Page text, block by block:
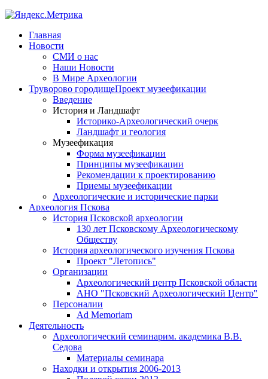
Главная
Новости
СМИ о нас
Наши Новости
В Мире Археологии
Труворово городищеПроект музеефикации
Введение
История и Ландшафт
Историко-Археологический очерк
Ландшафт и геология
Музеефикация
Форма музеефикации
Принципы музеефикации
Рекомендации к проектированию
Приемы музеефикации
Археологические и исторические парки
Археология Пскова
История Псковской археологии
130 лет Псковскому Археологическому
Обществу
История археологического изучения Пскова
Проект "Летопись"
Организации
Археологический центр Псковской области
АНО "Псковский Археологический Центр"
Персоналии
Ad Memoriam
Деятельность
Археологический семинарим. академика В.В.
Седова
Материалы семинара
Находки и открытия 2006-2013